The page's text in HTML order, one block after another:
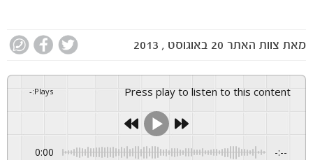
מאת צוות האתר 20 באוגוסט , 2013
Press play to listen to this content
Plays
:
-
0:00 -:--